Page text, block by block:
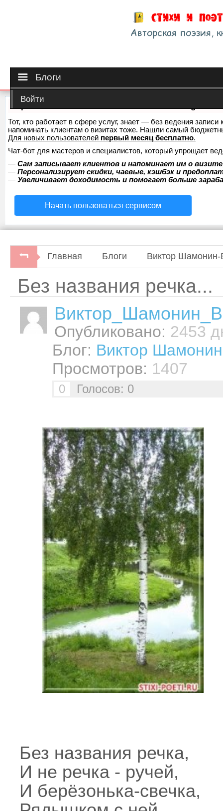
Блоги
Войти
Тот, кто работает в сфере услуг, знает — без ведения
напоминать клиентам о визитах тоже. Нашли самый
Для новых пользователей первый месяц бесплатно.
Чат-бот для мастеров и специалистов, который упрощает
— Сам записывает клиентов и напоминает им о
— Персонализирует скидки, чаевые, кэшбэк и
— Увеличивает доходимость и помогает больше
Начать пользоваться сервисом
Главная Блоги Виктор
Без названия речка...
Опубликовано: 2453
Блог: Виктор
Просмотров: 1407
0 Голосов: 0
Без названия речка,
И не речка - ручей,
И берёзонька-свечка,